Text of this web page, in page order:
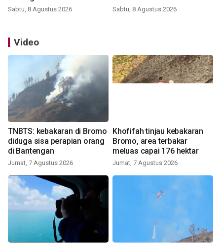
Sabtu, 8 Agustus 2026 Sabtu, 8 Agustus 2026
Video
TNBTS: kebakaran di Bromo
diduga sisa perapian orang
di Bantengan
Jumat, 7 Agustus 2026
Khofifah tinjau kebakaran
Bromo, area terbakar
meluas capai 176 hektar
Jumat, 7 Agustus 2026